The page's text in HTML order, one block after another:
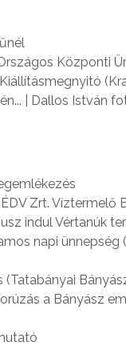
Központi
| Dallos István
Zrt. Víztermelő
indul Vértanúk
napi ünnepség
a Bányász